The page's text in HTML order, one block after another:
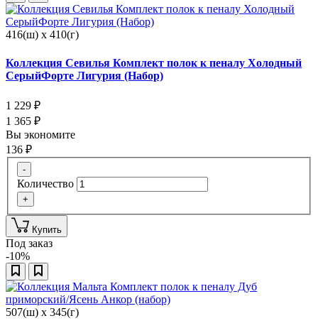
416(ш) x 410(г)
Коллекция Севилья Комплект полок к пеналу Холодный
СерыйФорте Лигурия (Набор)
1 229 ₽
1 365 ₽
Вы экономите
136 ₽
-
Количество
+
Купить
Под заказ
-10%
507(ш) x 345(г)